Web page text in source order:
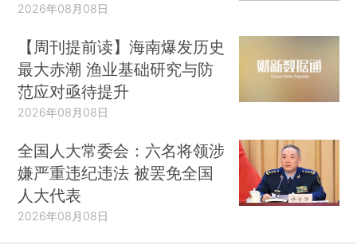
2026年08月08日
【周刊提前读】海南爆发历史
最大赤潮 渔业基础研究与防
范应对亟待提升
2026年08月08日
全国人大常委会：六名将领涉
嫌严重违纪违法 被罢免全国
人大代表
2026年08月08日